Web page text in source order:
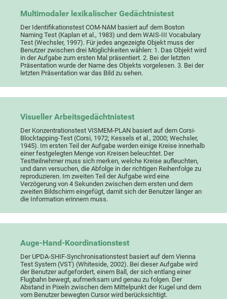
Multimodaler lexikalischer Gedächtnistest
Der Identifikationstest COM-NAM basiert auf dem Boston
Naming Test (Kaplan et al., 1983) und dem WAIS-III Vocabulary
Test (Wechsler, 1997). Für jedes angezeigte Objekt muss der
Benutzer zwischen drei Möglichkeiten wählen: 1. Das Objekt wird
in der Aufgabe zum ersten Mal präsentiert. 2. Bei der letzten
Präsentation wurde der Name des Objekts vorgelesen. 3. Bei der
letzten Präsentation war das Bild zu sehen.
Visueller Arbeitsgedächtnistest
Der Konzentrationstest VISMEM-PLAN basiert auf dem Corsi-
Blocktapping-Test (Corsi, 1972; Kessels et al., 2000; Wechsler,
1945). Im ersten Teil der Aufgabe werden einige Kreise innerhalb
einer festgelegten Menge von Kreisen beleuchtet. Der
Testteilnehmer muss sich merken, welche Kreise aufleuchten,
und dann versuchen, die Abfolge in der richtigen Reihenfolge zu
reproduzieren. Im zweiten Teil der Aufgabe wird eine
Verzögerung von 4 Sekunden zwischen dem ersten und dem
zweiten Bildschirm eingefügt, damit sich der Benutzer länger an
die Information erinnern muss.
Auge-Hand-Koordinationstest
Der UPDA-SHIF-Synchronisationstest basiert auf dem Vienna
Test System (VST) (Whiteside, 2002). Bei dieser Aufgabe wird
der Benutzer aufgefordert, einem Ball, der sich entlang einer
Flugbahn bewegt, aufmerksam und genau zu folgen. Der
Abstand in Pixeln zwischen dem Mittelpunkt der Kugel und dem
vom Benutzer bewegten Cursor wird berücksichtigt.